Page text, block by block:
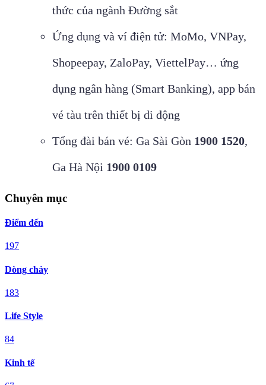
thức của ngành Đường sắt
Ứng dụng và ví điện tử: MoMo, VNPay,
Shopeepay, ZaloPay, ViettelPay… ứng
dụng ngân hàng (Smart Banking), app bán
vé tàu trên thiết bị di động
Tổng đài bán vé: Ga Sài Gòn 1900 1520,
Ga Hà Nội 1900 0109
Chuyên mục
Điểm đến
197
Dòng chảy
183
Life Style
84
Kinh tế